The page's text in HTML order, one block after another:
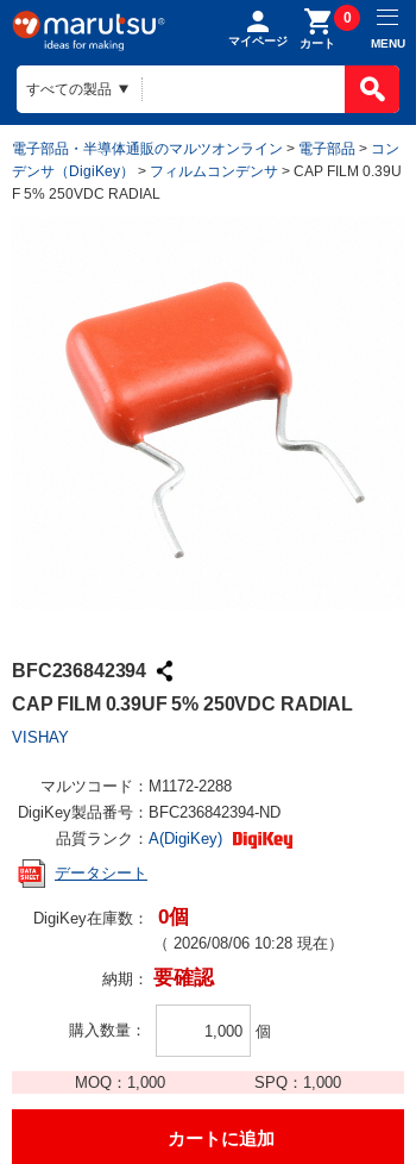
マイページ カート
0
MENU
電子部品・半導体通販のマルツオンライン > 電子部品 > コン
デンサ（DigiKey）
> フィルムコンデンサ > CAP FILM 0.39U
F 5% 250VDC RADIAL
BFC236842394
CAP FILM 0.39UF 5% 250VDC RADIAL
VISHAY
マルツコード： M1172-2288
DigiKey製品番号： BFC236842394-ND
品質ランク： A(DigiKey)
データシート
DigiKey在庫数： 0個
（ 2026/08/06 10:28 現在）
納期： 要確認
購入数量 個
MOQ： 1,000 SPQ： 1,000